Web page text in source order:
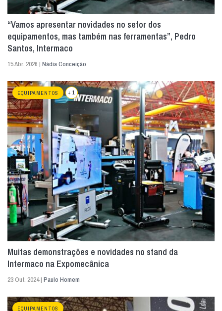
“Vamos apresentar novidades no setor dos
equipamentos, mas também nas ferramentas”, Pedro
Santos, Intermaco
15 Abr. 2026 | Nádia Conceição
EQUIPAMENTOS + 1
Muitas demonstrações e novidades no stand da
Intermaco na Expomecânica
23 Out. 2024 | Paulo Homem
EQUIPAMENTOS